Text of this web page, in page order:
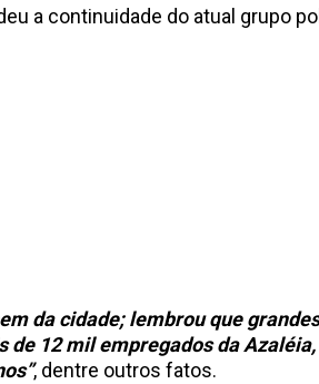
a continuidade do atual grupo
da cidade; lembrou que
12 mil empregados da
, dentre outros fatos.